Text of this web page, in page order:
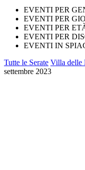
EVENTI PER
EVENTI PER
EVENTI PER
EVENTI PER
EVENTI IN
Tutte le Serate Villa delle
settembre 2023